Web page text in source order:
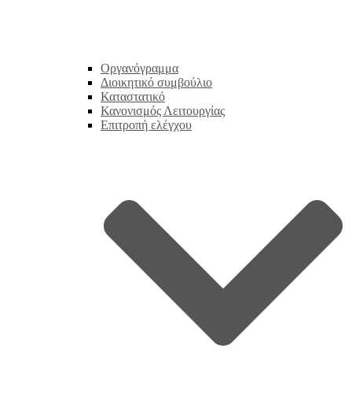
Οργανόγραμμα
Διοικητικό συμβούλιο
Καταστατικό
Κανονισμός Λειτουργίας
Επιτροπή ελέγχου